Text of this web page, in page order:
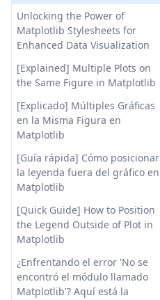
From Prompt to Codebase: The
Power of GPT Engineer
GPT Personalizado: Cómo
Ajustar Tu Propio Modelo de
GPT
GPT for Technical Vetting:
Revolutionizing Recruitment
GPT para Selección Técnica:
Revolucionando el
Reclutamiento
GPT-Code UI: Revelando una
alternativa de código abierto
al intérprete de código de
ChatGPT
GPT-Code UI: Unveiling an
Open Source Alternative to the
ChatGPT Code Interpreter
Unlocking the Power of
Matplotlib Stylesheets for
Enhanced Data Visualization
[Explained] Multiple Plots on
the Same Figure in Matplotlib
[Explicado] Múltiples Gráficas
en la Misma Figura en
Matplotlib
[Guía rápida] Cómo posicionar
la leyenda fuera del gráfico en
Matplotlib
[Quick Guide] How to Position
the Legend Outside of Plot in
Matplotlib
¿Enfrentando el error 'No se
encontró el módulo llamado
Matplotlib'? Aquí está la